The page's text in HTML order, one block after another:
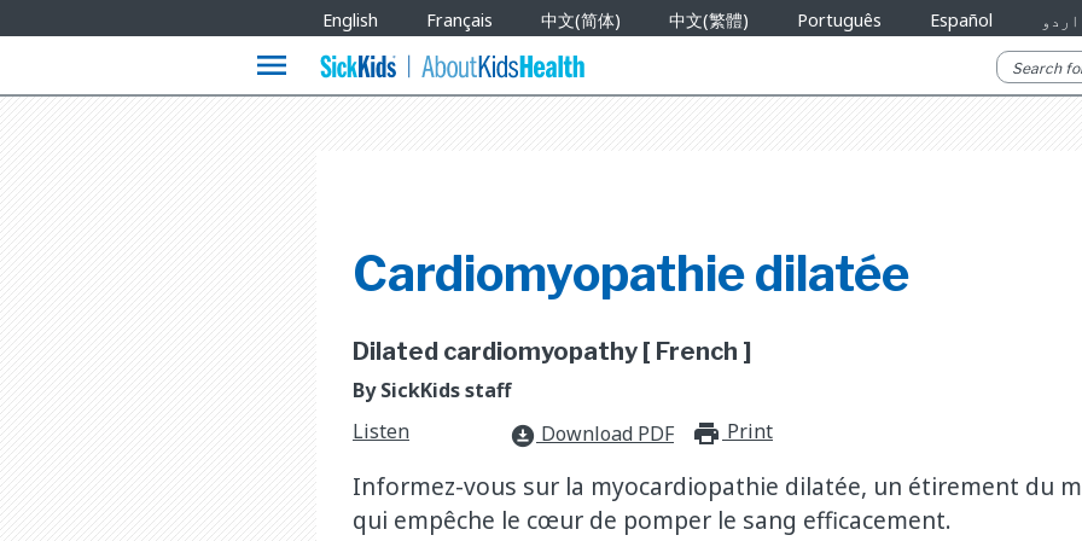
Languages
English Français 中文(简体) 中文(繁體) Português Español اردو
menu
Cardiomyopathie dilatée
Dilated cardiomyopathy [ French ]
By SickKids staff
Listen
download_for_offline Download PDF print_for_offline
Print
Informez-vous sur la myocardiopathie dilatée, un étirement du
qui empêche le cœur de pomper le sang efficacement.